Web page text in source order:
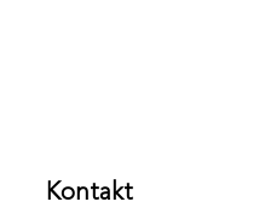
Kontakt